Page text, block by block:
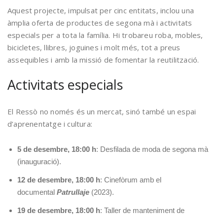
Aquest projecte, impulsat per cinc entitats, inclou una
àmplia oferta de productes de segona mà i activitats
especials per a tota la família. Hi trobareu roba, mobles,
bicicletes, llibres, joguines i molt més, tot a preus
assequibles i amb la missió de fomentar la reutilització.
Activitats especials
El Ressò no només és un mercat, sinó també un espai
d’aprenentatge i cultura:
5 de desembre, 18:00 h: Desfilada de moda de segona mà
(inauguració).
12 de desembre, 18:00 h: Cinefòrum amb el
documental Patrullaje (2023).
19 de desembre, 18:00 h: Taller de manteniment de